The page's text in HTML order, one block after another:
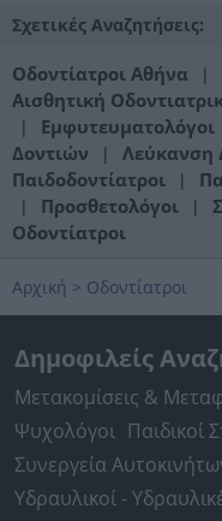
Σχετικές Αναζητήσεις:
Οδοντίατροι Αθήνα |
Αισθητική
| Εμφυτευματολόγοι
Δοντιών
| Λεύκανση
Παιδοδοντίατροι |
| Προσθετολόγοι |
Οδοντίατροι
Αρχική > Οδοντίατροι
Δημοφιλείς
Μετακομίσεις &
Ψυχολόγοι Παιδικοί
Συνεργεία
Υδραυλικοί -